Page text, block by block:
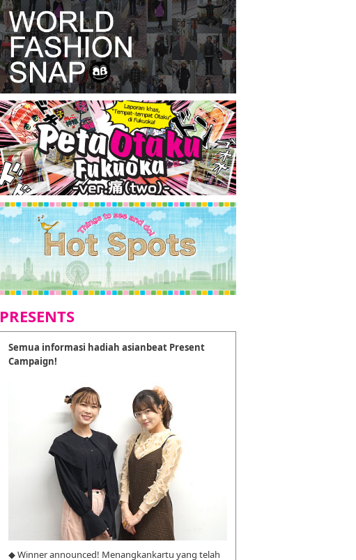
PRESENTS
Semua informasi hadiah asianbeat Present
Campaign!
◆ Winner announced! Menangkankartu yang telah